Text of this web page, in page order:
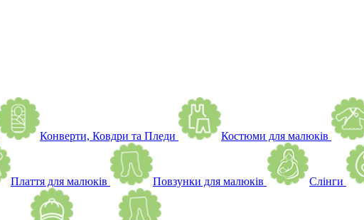
Конверти, Ковдри та Пледи Костюми для малюків
Плаття для малюків Повзунки для малюків Слінги